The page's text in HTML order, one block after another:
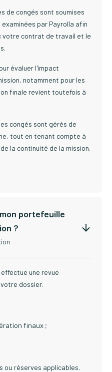
de congés sont soumises
par Payrolla afin
votre contrat de travail et le
évaluer l'impact
notamment pour les
finale revient toutefois à
congés sont gérés de
tout en tenant compte à
la continuité de la mission.
portefeuille
?
une revue
dossier.
finaux ;
réserves applicables.